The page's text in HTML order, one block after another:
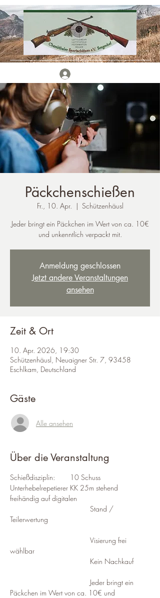
Päckchenschießen
Fr., 10. Apr.
  |
Schützenhäusl
Jeder bringt ein Päckchen im Wert von ca. 10€
und unkenntlich verpackt mit.
Anmeldung geschlossen
Jetzt andere Veranstaltungen
ansehen
Zeit & Ort
10. Apr. 2026, 19:30
Schützenhäusl, Neuaigner Str. 7, 93458
Eschlkam, Deutschland
Gäste
Alle ansehen
Über die Veranstaltung
Schießdisziplin: 	10 Schuss
Unterhebelrepetierer KK 25m stehend
freihändig auf digitalen
Teilerwertung
wählbar
				Kein Nachkauf
Päckchen im Wert von ca. 10€ und